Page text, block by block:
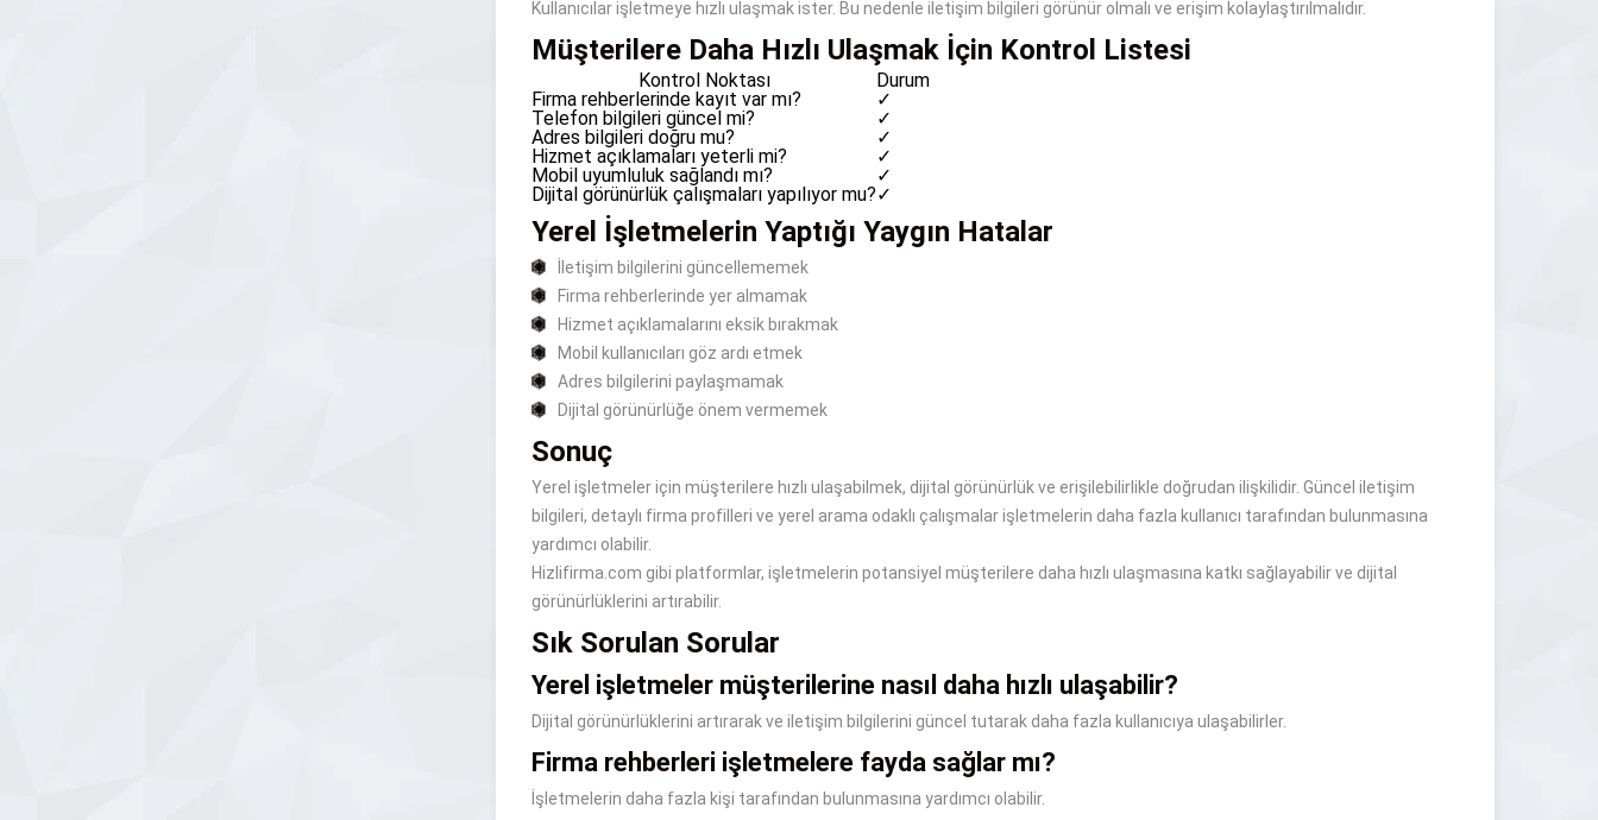
Kullanıcılar işletmeye hızlı ulaşmak ister. Bu nedenle iletişim bilgileri görünür olmalı ve erişim kolaylaştırılmalıdır.
Müşterilere Daha Hızlı Ulaşmak İçin Kontrol Listesi
Kontrol Noktası
Durum
Firma rehberlerinde kayıt var mı?
✓
Telefon bilgileri güncel mi?
✓
Adres bilgileri doğru mu?
✓
Hizmet açıklamaları yeterli mi?
✓
Mobil uyumluluk sağlandı mı?
✓
Dijital görünürlük çalışmaları yapılıyor mu?✓
Yerel İşletmelerin Yaptığı Yaygın Hatalar
İletişim bilgilerini güncellememek
Firma rehberlerinde yer almamak
Hizmet açıklamalarını eksik bırakmak
Mobil kullanıcıları göz ardı etmek
Adres bilgilerini paylaşmamak
Dijital görünürlüğe önem vermemek
Sonuç
Yerel işletmeler için müşterilere hızlı ulaşabilmek, dijital görünürlük ve erişilebilirlikle doğrudan ilişkilidir. Güncel iletişim
bilgileri, detaylı firma profilleri ve yerel arama odaklı çalışmalar işletmelerin daha fazla kullanıcı tarafından bulunmasına
yardımcı olabilir.
Hizlifirma.com gibi platformlar, işletmelerin potansiyel müşterilere daha hızlı ulaşmasına katkı sağlayabilir ve dijital
görünürlüklerini artırabilir.
Sık Sorulan Sorular
Yerel işletmeler müşterilerine nasıl daha hızlı ulaşabilir?
Dijital görünürlüklerini artırarak ve iletişim bilgilerini güncel tutarak daha fazla kullanıcıya ulaşabilirler.
Firma rehberleri işletmelere fayda sağlar mı?
İşletmelerin daha fazla kişi tarafından bulunmasına yardımcı olabilir.